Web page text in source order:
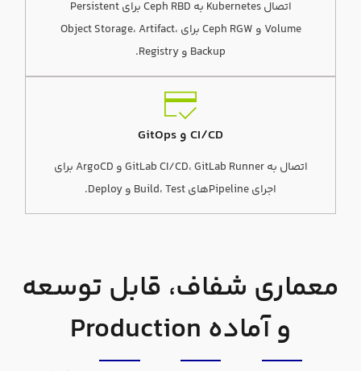
اتصال Kubernetes به Ceph RBD برای Persistent
Volume و Ceph RGW برای Object Storage، Artifact،
Backup و Registry.
CI/CD و GitOps
اتصال به GitLab CI/CD، GitLab Runner و ArgoCD برای
اجرای Pipelineهای Build، Test و Deploy.
معماری شفاف، قابل توسعه
و آماده Production